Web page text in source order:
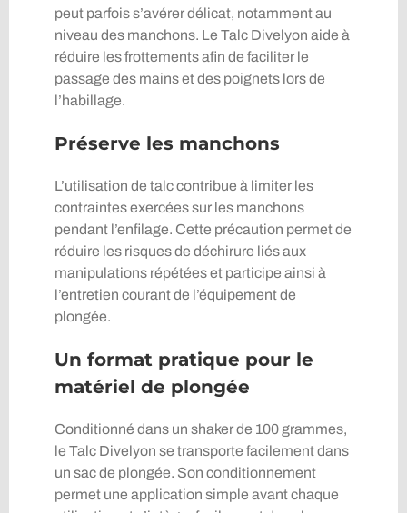
peut parfois s’avérer délicat, notamment au
niveau des manchons. Le Talc Divelyon aide à
réduire les frottements afin de faciliter le
passage des mains et des poignets lors de
l’habillage.
Préserve les manchons
L’utilisation de talc contribue à limiter les
contraintes exercées sur les manchons
pendant l’enfilage. Cette précaution permet de
réduire les risques de déchirure liés aux
manipulations répétées et participe ainsi à
l’entretien courant de l’équipement de
plongée.
Un format pratique pour le
matériel de plongée
Conditionné dans un shaker de 100 grammes,
le Talc Divelyon se transporte facilement dans
un sac de plongée. Son conditionnement
permet une application simple avant chaque